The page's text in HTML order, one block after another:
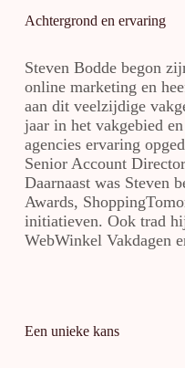
Achtergrond en ervaring
Steven Bodde begon
online marketing en
aan dit veelzijdige
jaar in het vakgebied
agencies ervaring
Senior Account
Daarnaast was Steven
Awards,
initiatieven. Ook trad
WebWinkel Vakdagen
Een unieke kans